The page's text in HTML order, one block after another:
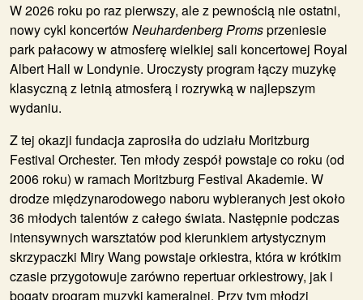
W 2026 roku po raz pierwszy, ale z pewnością nie ostatni,
nowy cykl koncertówNeuhardenberg Promsprzeniesie
park pałacowy w atmosferę wielkiej sali koncertowej Royal
Albert Hall w Londynie. Uroczysty program łączy muzykę
klasyczną z letnią atmosferą i rozrywką w najlepszym
wydaniu.
Z tej okazji fundacja zaprosiła do udziału Moritzburg
Festival Orchester. Ten młody zespół powstaje co roku (od
2006 roku) w ramach Moritzburg Festival Akademie. W
drodze międzynarodowego naboru wybieranych jest około
36 młodych talentów z całego świata. Następnie podczas
intensywnych warsztatów pod kierunkiem artystycznym
skrzypaczki Miry Wang powstaje orkiestra, która w krótkim
czasie przygotowuje zarówno repertuar orkiestrowy, jak i
bogaty program muzyki kameralnej. Przy tym młodzi